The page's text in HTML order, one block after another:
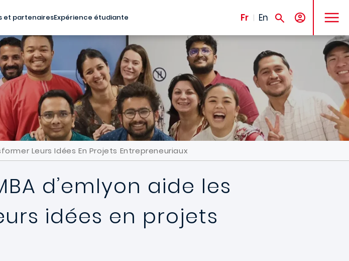
et partenairesExpérience étudiante Fr En
MENU
Leurs Idées En Projets Entrepreneuriaux
d’emlyon aide les
idées en projets